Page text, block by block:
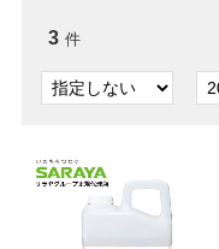
3 件